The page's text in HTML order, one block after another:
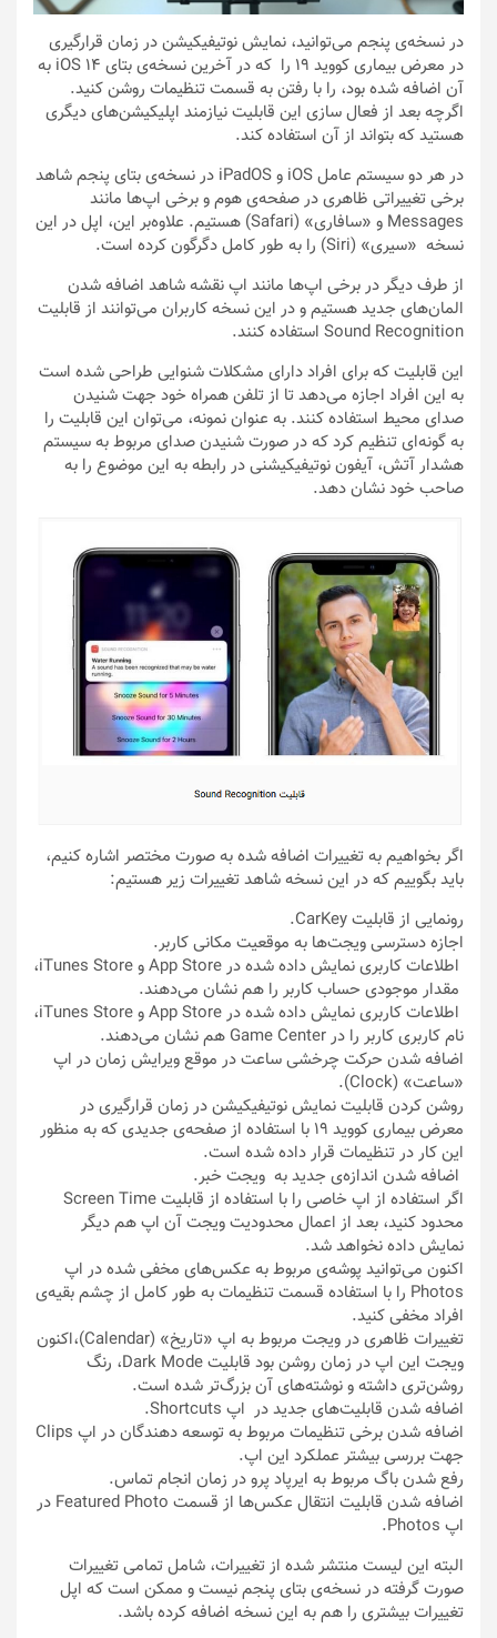
در نسخه‌ی پنجم می‌توانید، نمایش نوتیفیکیشن در زمان قرارگیری
در معرض بیماری کووید ۱۹ را که در آخرین نسخه‌ی بتای iOS ۱۴ به
آن اضافه شده بود، را با رفتن به قسمت تنظیمات روشن کنید.
اگرچه بعد از فعال سازی این قابلیت نیازمند اپلیکیشن‌های دیگری
هستید که بتواند از آن استفاده کند.
در هر دو سیستم عامل iOS و iPadOS در نسخه‌ی بتای پنجم شاهد
برخی تغییراتی ظاهری در صفحه‌ی هوم و برخی اپ‌ها مانند
Messages و «سافاری» (Safari)‌ هستیم. علاوه‌بر این، اپل در این
نسخه «سیری» (Siri) را به طور کامل دگرگون کرده است.
از طرف دیگر در برخی اپ‌ها مانند اپ نقشه شاهد اضافه شدن
المان‌های جدید هستیم و در این نسخه کاربران می‌توانند از قابلیت
Sound Recognition استفاده کنند.
این قابلیت که برای افراد دارای مشکلات شنوایی طراحی شده است
به این افراد اجازه می‌دهد تا از تلفن همراه خود جهت شنیدن
صدای محیط استفاده کنند. به عنوان نمونه، می‌توان این قابلیت را
به گونه‌ای تنظیم کرد که در صورت شنیدن صدای مربوط به سیستم
هشدار آتش، آیفون نوتیفیکیشنی در رابطه به این موضوع را به
صاحب خود نشان دهد.
اگر بخواهیم به تغییرات اضافه شده به صورت مختصر اشاره کنیم،
باید بگوییم که در این نسخه شاهد تغییرات زیر هستیم:
رونمایی از قابلیت CarKey.
اجازه دسترسی ویجت‌ها به موقعیت مکانی کاربر.
اطلاعات کاربری نمایش داده شده در App Store و iTunes Store،
مقدار موجودی حساب کاربر را هم نشان می‌دهند.
اطلاعات کاربری نمایش داده شده در App Store و iTunes Store،
نام کاربری کاربر را در Game Center هم نشان می‌دهند.
اضافه شدن حرکت چرخشی ساعت در موقع ویرایش زمان در اپ
«ساعت» (Clock).
روشن کردن قابلیت نمایش نوتیفیکیشن در زمان قرارگیری در
معرض بیماری کووید ۱۹ با استفاده از صفحه‌ی جدیدی که به منظور
این کار در تنظیمات قرار داده شده است.
اضافه شدن اندازه‌‌ی جدید به ویجت خبر.
اگر استفاده از اپ خاصی را با استفاده از قابلیت Screen Time
محدود کنید، بعد از اعمال محدودیت ویجت آن اپ هم دیگر
نمایش داده نخواهد شد.
اکنون می‌توانید پوشه‌ی مربوط به عکس‌های مخفی شده در اپ
Photos را با استفاده قسمت تنظیمات به طور کامل از چشم بقیه‌ی
افراد مخفی کنید.
تغییرات ظاهری در ویجت مربوط به اپ «تاریخ» (Calendar)،اکنون
ویجت این اپ در زمان روشن بود قابلیت Dark Mode، رنگ
روشن‌تری داشته و نوشته‌های آن بزرگ‌تر شده است.
اضافه شدن قابلیت‌های جدید در اپ Shortcuts.
اضافه شدن برخی تنظیمات مربوط به توسعه دهندگان در اپ Clips
جهت بررسی بیشتر عملکرد این اپ.
رفع شدن باگ مربوط به ایرپاد پرو در زمان انجام تماس.
اضافه شدن قابلیت انتقال عکس‌ها از قسمت Featured Photo در
اپ Photos.
البته این لیست منتشر شده از تغییرات، شامل تمامی تغییرات
صورت گرفته در نسخه‌ی بتای‌ پنجم نیست و ممکن است که اپل
تغییرات بیشتری را هم به این نسخه اضافه کرده باشد.